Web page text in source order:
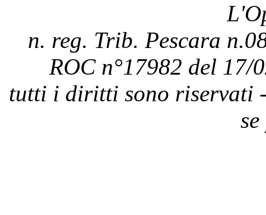
n. reg. Trib. Pescara
ROC n°17982 del 17/
tutti i diritti sono riservati